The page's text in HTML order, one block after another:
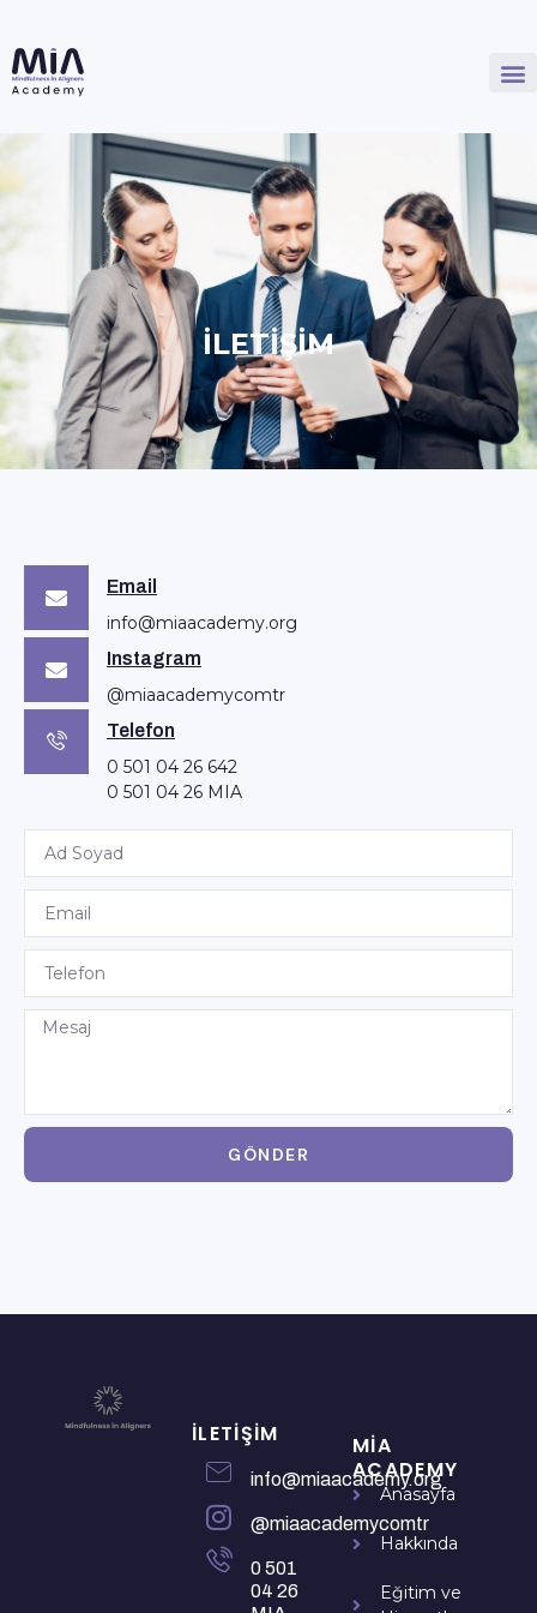
İLETİŞİM
Email
info@miaacademy.org
Instagram
@miaacademycomtr
Telefon
0 501 04 26 642
0 501 04 26 MIA
GÖNDER
İLETIŞIM
info@miaacademy.org
@miaacademycomtr
0 501
04 26
MIA
ACADEMY
Anasayfa
Hakkında
Eğitim ve